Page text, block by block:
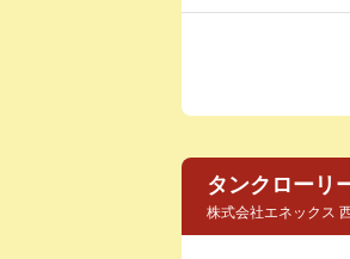
タンクローリ
株式会社エネックス